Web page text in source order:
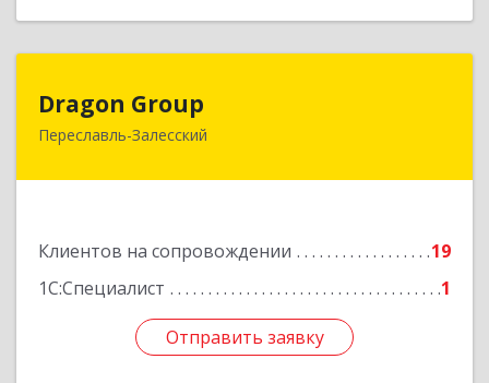
Dragon Group
Переславль-Залесский
Клиентов на сопровождении
19
1С:Специалист
1
Отправить заявку
152020, Ярославская обл, Переславль-
Отправить заявку